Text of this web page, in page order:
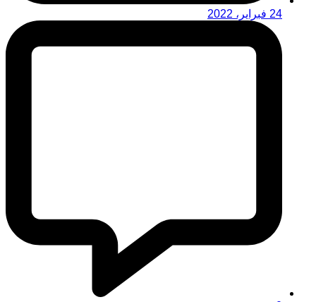
24 فبراير، 2022